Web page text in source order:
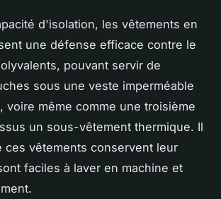
d'isolation, les vêtements en
une défense efficace contre le
pouvant servir de
sous une veste imperméable
voire même comme une troisième
un sous-vêtement thermique. Il
ces vêtements conservent leur
faciles à laver en machine et